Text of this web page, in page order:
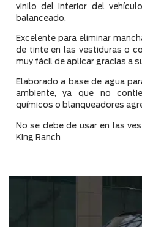
vinilo del interior del
balanceado.
Excelente para eliminar
de tinte en las vestiduras o
muy fácil de aplicar gracias a
Elaborado a base de agua
ambiente, ya que no
químicos o blanqueadores
No se debe de usar en las
King Ranch